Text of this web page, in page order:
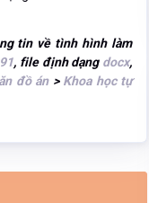
tin về tình hình làm
, file định dạng docx,
đồ án> Khoa học tự